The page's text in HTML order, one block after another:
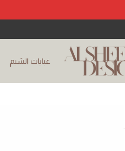
عبايات الشيم